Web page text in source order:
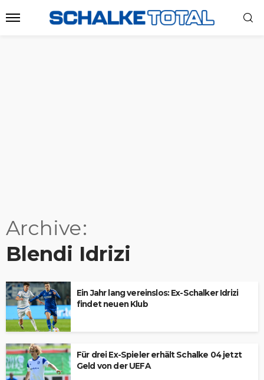
Archive
Blendi Idrizi
Ein Jahr lang vereinslos: Ex-Schalker Idrizi
findet neuen Klub
Für drei Ex-Spieler erhält Schalke 04 jetzt
Geld von der UEFA